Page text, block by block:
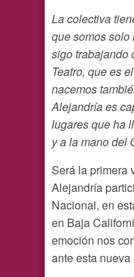
La colectiva
que somos solo
sigo trabajando
Teatro, que es
nacemos
Alejandría es
lugares que ha
y a la mano del
Será la primera
Alejandría
Nacional, en
en Baja
emoción nos
ante esta